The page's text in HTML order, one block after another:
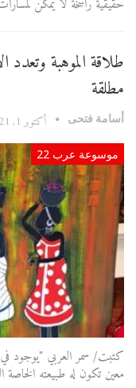
حقيقية راسخة لا يمكن
طلاقة الموهبة وتعدد
مطلقة
أسامة فتحى أكتوبر 1, 2021
موسوعة عرب 22
كتبت/ سمر العربي "يوجود في
معين تكون له طبيعته الخاصة